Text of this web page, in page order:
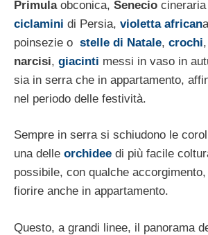
Primulaobconica, Senecio
ciclamini di Persia, violetta african
poinsezie o stelle di Natale, crochi,
narcisi, giacinti messi in vaso in
sia in ser­ra che in appartamento,
nel periodo delle festività.
Sempre in serra si schiudono le
una delle orchidee di più facile
possibile, con qualche
fiorire anche in appartamento.
Questo, a grandi linee, il panorama